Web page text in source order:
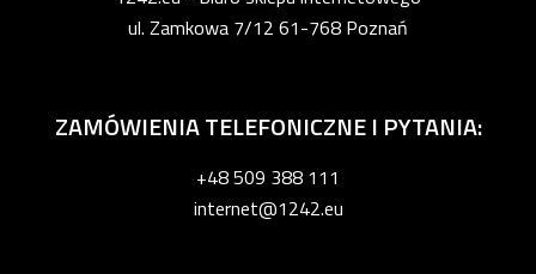
ul. Zamkowa 7/12 61-768 Poznań
ZAMÓWIENIA TELEFONICZNE I PYTANIA:
+48 509 388 111
internet@1242.eu